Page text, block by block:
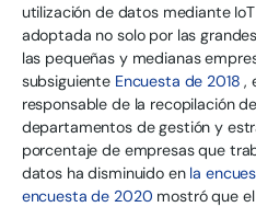
utilización de datos mediante
adoptada no solo por las
las pequeñas y medianas
subsiguiente Encuesta de 2018 ,
responsable de la recopilación
departamentos de gestión y
porcentaje de empresas que
datos ha disminuido en la
encuesta de 2020 mostró que